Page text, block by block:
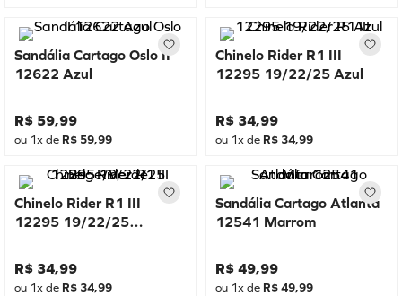
Sandália Cartago Oslo II
12622 Azul
R$ 59,99
ou 1x de R$ 59,99
Chinelo Rider R1 III
12295 19/22/25 Azul
R$ 34,99
ou 1x de R$ 34,99
Chinelo Rider R1 III
12295 19/22/25
R$ 34,99
ou 1x de R$ 34,99
Sandália Cartago Atlanta
12541 Marrom
R$ 49,99
ou 1x de R$49,99